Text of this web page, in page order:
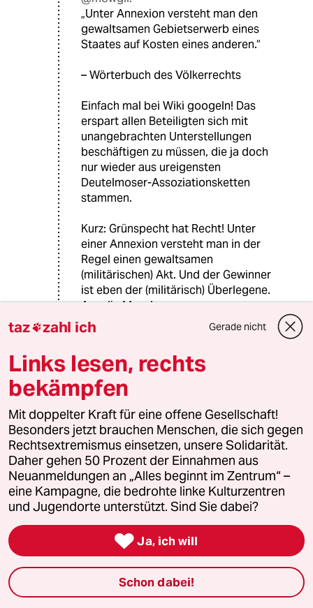
„Unter Annexion versteht man den
gewaltsamen Gebietserwerb eines
Staates auf Kosten eines anderen.“
– Wörterbuch des Völkerrechts
Einfach mal bei Wiki googeln! Das
erspart allen Beteiligten sich mit
unangebrachten Unterstellungen
beschäftigen zu müssen, die ja doch
nur wieder aus ureigensten
Deutelmoser-Assoziationsketten
stammen.
Kurz: Grünspecht hat Recht! Unter
einer Annexion versteht man in der
Regel einen gewaltsamen
(militärischen) Akt. Und der Gewinner
ist eben der (militärisch) Überlegene.
Aus die Maus!
G Grünspecht
18.07.2020, 12:27 Uhr
@mowgli:
Nein, das tun Sie nicht. Ich finde Ihren
Denkansatz realitätsfremd. Wenn im
Zusammenhang mit einer Annexion
von einer "Überlegenheit" die Rede
ist, dann ist damit selbstverständlich
keine moralische Überlegenheit
gemeint. Immer vorausgesetzt, aus
sich nichts anderes. Aber diesen
Vorbehalt hatte ich ja schon
geäußert.
taz zahl ich Gerade nicht
Links lesen, rechts
bekämpfen
Mit doppelter Kraft für eine offene Gesellschaft!
Besonders jetzt brauchen Menschen, die sich gegen
Rechtsextremismus einsetzen, unsere Solidarität.
Daher gehen 50 Prozent der Einnahmen aus
Neuanmeldungen an „Alles beginnt im Zentrum“ –
eine Kampagne, die bedrohte linke Kulturzentren
und Jugendorte unterstützt. Sind Sie dabei?
 Ja, ich will
Schon dabei!